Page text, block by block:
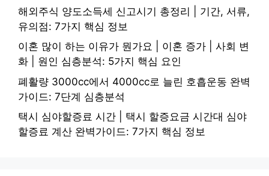
해외주식 양도소득세 신고시기 총정리 | 기간, 서류,
유의점: 7가지 핵심 정보
이혼 많이 하는 이유가 뭔가요 | 이혼 증가 | 사회 변
화 | 원인 심층분석: 5가지 핵심 요인
폐활량 3000cc에서 4000cc로 늘린 호흡운동 완벽
가이드: 7단계 심층분석
택시 심야할증료 시간 | 택시 할증요금 시간대 심야
할증료 계산 완벽가이드: 7가지 핵심 정보